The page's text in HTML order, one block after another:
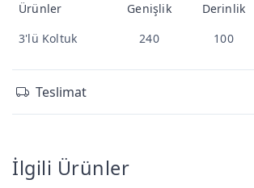
Ürünler Genişlik Derinlik
3'lü Koltuk
240 100
Teslimat
İlgili Ürünler